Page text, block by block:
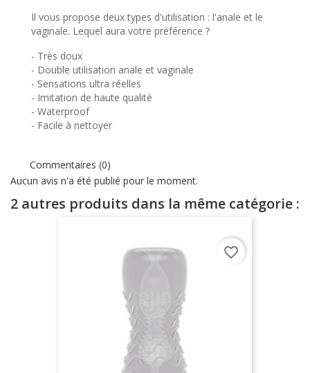
Il vous propose deux types d'utilisation : l'anale et le
vaginale. Lequel aura votre préférence ?
- Très doux
- Double utilisation anale et vaginale
- Sensations ultra réelles
- Imitation de haute qualité
- Waterproof
- Facile à nettoyer
Commentaires (0)
Aucun avis n'a été publié pour le moment.
2 autres produits dans la même catégorie :
favorite_border